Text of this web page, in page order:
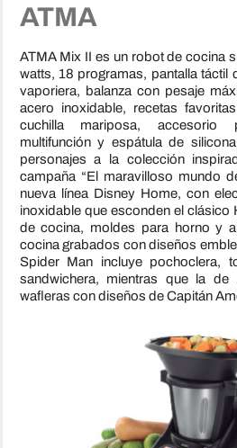
ATMA
ATMA Mix II es un robot de cocina
watts, 18 programas, pantalla táctil
vaporiera, balanza con pesaje
acero inoxidable, recetas
cuchilla mariposa, accesorio
multifunción y espátula de
personajes a la colección
campaña “El maravilloso mundo
nueva línea Disney Home, con
inoxidable que esconden el clásico
de cocina, moldes para horno y
cocina grabados con diseños
Spider Man incluye pochoclera,
sandwichera, mientras que la de
wafleras con diseños de Capitán